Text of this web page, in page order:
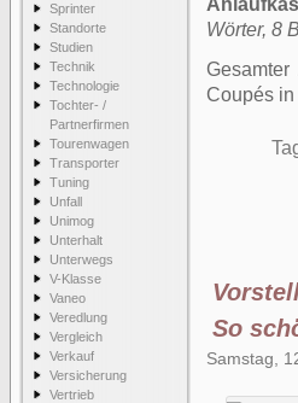
Sprinter
Standorte
Studien
Technik
Technologie
Tochter- /
Partnerfirmen
Tourenwagen
Transporter
Tuning
Unfall
Unimog
Unterhalt
Unterwegs
V-Klasse
Vaneo
Veredlung
Vergleich
Verkauf
Versicherung
Vertrieb
Wörter, 8
Gesamter
Coupés
So
Samstag,